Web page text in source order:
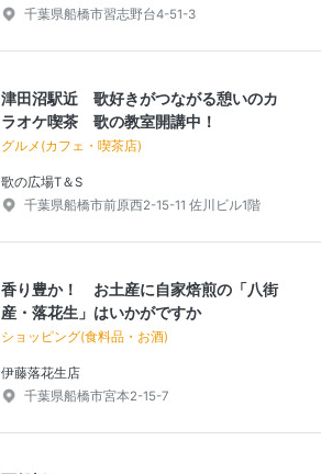
千葉県船橋市習志野台4-51-3
津田沼駅近 歌好きがつながる憩いのカ
ラオケ喫茶 歌の教室開講中！
グルメ(カフェ・喫茶店)
歌の広場T＆S
千葉県船橋市前原西2-15-11 佐川ビル1階
香り豊か！ お土産に自家焙煎の「八街
産・落花生」はいかがですか
ショッピング(食料品・お酒)
伊藤落花生店
千葉県船橋市宮本2-15-7